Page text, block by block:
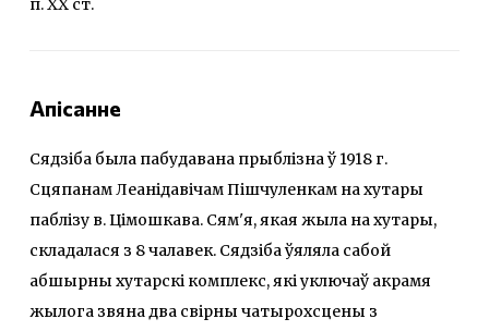
п. ХХ ст.
Апісанне
Сядзіба была пабудавана прыблізна ў 1918 г.
Сцяпанам Леанідавічам Пішчуленкам на хутары
паблізу в. Цімошкава. Сям'я, якая жыла на хутары,
складалася з 8 чалавек. Сядзіба ўяляла сабой
абшырны хутарскі комплекс, які уключаў акрамя
жылога звяна два свірны чатырохсцены з